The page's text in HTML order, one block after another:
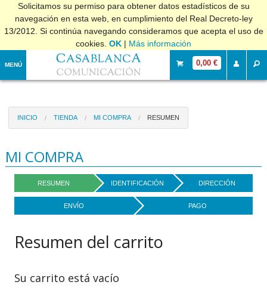
Solicitamos su permiso para obtener datos estadísticos de su
navegación en esta web, en cumplimiento del Real Decreto-ley
13/2012. Si continúa navegando consideramos que acepta el uso de
cookies. OK | Más información
MENÚ 0,00 €
INICIO TIENDA MI COMPRA RESUMEN
MI COMPRA
RESUMEN IDENTIFICACIÓN DIRECCIÓN
ENVÍO PAGO
Resumen del carrito
Su carrito está vacío